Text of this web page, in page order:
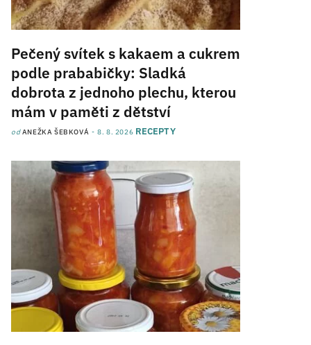
Pečený svítek s kakaem a cukrem
podle prababičky: Sladká
dobrota z jednoho plechu, kterou
mám v paměti z dětství
odANEŽKA ŠEBKOVÁ 8. 8. 2026 RECEPTY